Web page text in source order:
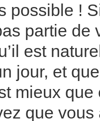
possible !
partie de
est
jour, et
mieux
que